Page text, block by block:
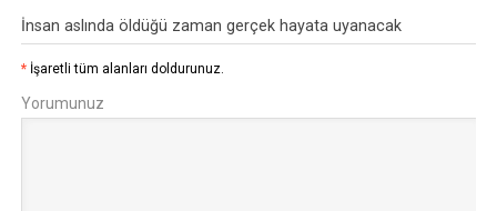
İnsan aslında öldüğü zaman gerçek hayata uyanacak
* İşaretli tüm alanları doldurunuz.
Yorumunuz